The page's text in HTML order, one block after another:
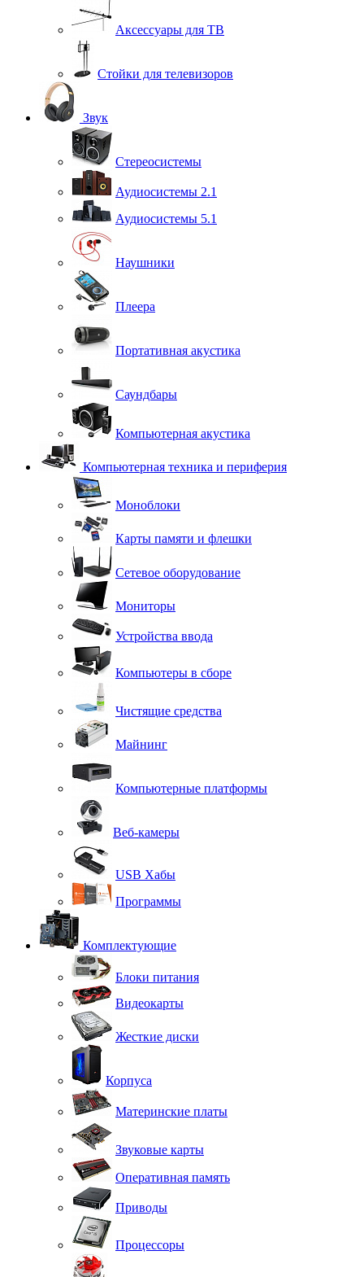
Аксессуары для ТВ
Стойки для телевизоров
Звук
Стереосистемы
Аудиосистемы 2.1
Аудиосистемы 5.1
Наушники
Плеера
Портативная акустика
Саундбары
Компьютерная акустика
Компьютерная техника и периферия
Моноблоки
Карты памяти и флешки
Сетевое оборудование
Мониторы
Устройства ввода
Компьютеры в сборе
Чистящие средства
Майнинг
Компьютерные платформы
Веб-камеры
USB Хабы
Программы
Комплектующие
Блоки питания
Видеокарты
Жесткие диски
Корпуса
Материнские платы
Звуковые карты
Оперативная память
Приводы
Процессоры